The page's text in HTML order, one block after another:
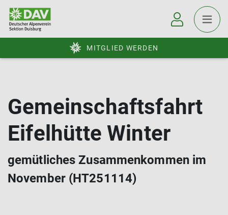
MITGLIED WERDEN
Gemeinschaftsfahrt
Eifelhütte Winter
gemütliches Zusammenkommen im
November (HT251114)